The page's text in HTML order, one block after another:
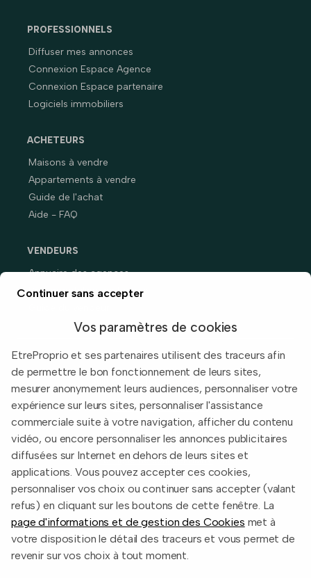
PROFESSIONNELS
Diffuser mes annonces
Connexion Espace Agence
Connexion Espace partenaire
Logiciels immobiliers
ACHETEURS
Maisons à vendre
Appartements à vendre
Guide de l'achat
Aide - FAQ
VENDEURS
Annuaire des agences
Prix immobiliers en France
Informations légales
Conditions d'utilisation
Politique de confidentialité
2026 EtreProprio.com
Continuer sans accepter
Vos paramètres de cookies
EtreProprio et ses partenaires utilisent des traceurs afin
de permettre le bon fonctionnement de leurs sites,
mesurer anonymement leurs audiences, personnaliser votre
expérience sur leurs sites, personnaliser l'assistance
commerciale suite à votre navigation, afficher du contenu
vidéo, ou encore personnaliser les annonces publicitaires
diffusées sur Internet en dehors de leurs sites et
applications. Vous pouvez accepter ces cookies,
personnaliser vos choix ou continuer sans accepter (valant
refus) en cliquant sur les boutons de cette fenêtre. La
page d'informations et de gestion des Cookies met à
votre disposition le détail des traceurs et vous permet de
revenir sur vos choix à tout moment.